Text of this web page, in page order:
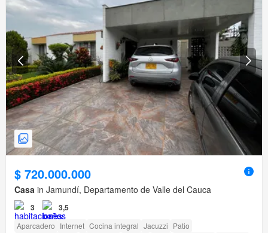
$ 720.000.000
Casa in Jamundí, Departamento de Valle del Cauca
3 3,5
Aparcadero Internet Cocina integral Jacuzzi Patio